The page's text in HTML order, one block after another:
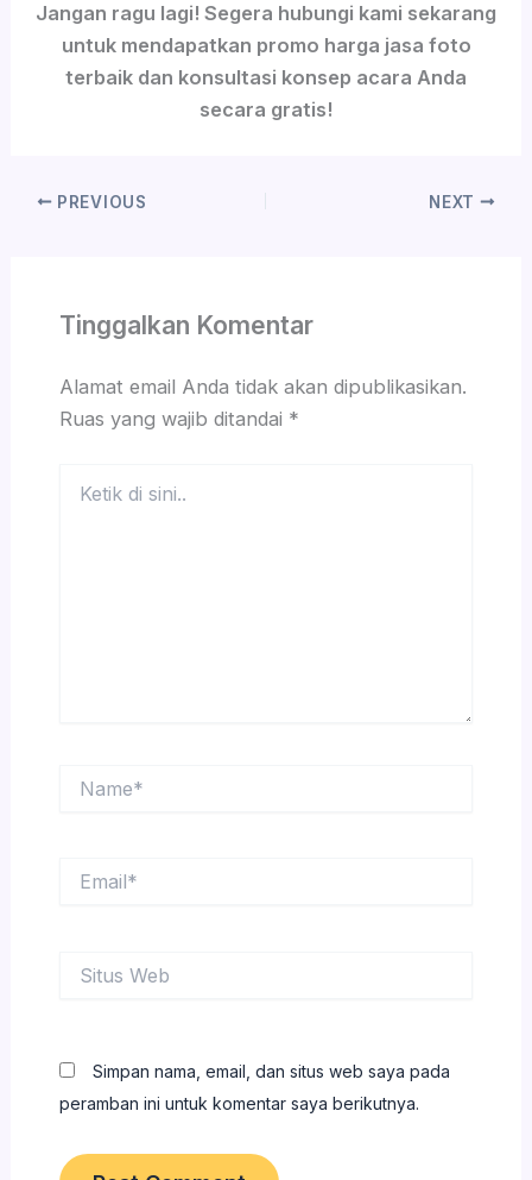
Jangan ragu lagi! Segera hubungi kami sekarang
untuk mendapatkan promo harga jasa foto
terbaik dan konsultasi konsep acara Anda
secara gratis!
PREVIOUS NEXT
Tinggalkan Komentar
Alamat email Anda tidak akan dipublikasikan.
Ruas yang wajib ditandai *
Web
Simpan nama, email, dan situs web saya pada
peramban ini untuk komentar saya berikutnya.